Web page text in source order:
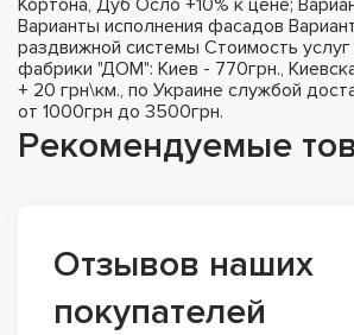
Варианты исполнения фасадов
раздвижной системы Стоимость
фабрики "ДОМ": Киев - 770грн.,
+ 20 грн\км., по Украине службой
от 1000грн до 3500грн.
Рекомендуемые
Отзывов наших
покупателей